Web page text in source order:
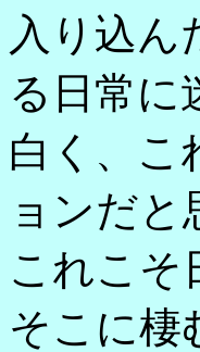
入り込ん
る日常に
白く、こ
ョンだ
これこそ
そこに棲